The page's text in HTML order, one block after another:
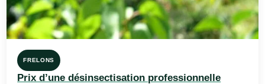
FRELONS
Prix d’une désinsectisation professionnelle